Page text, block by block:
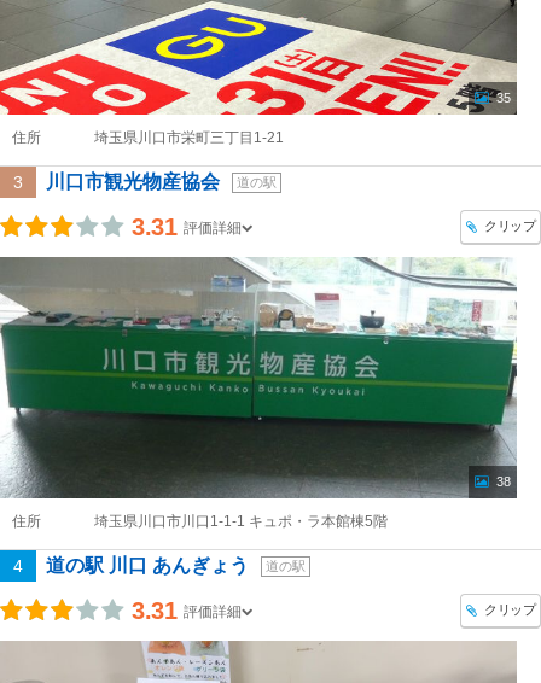
35
住所 埼玉県川口市栄町三丁目1-21
3 川口市観光物産協会 道の駅
3.31 評価詳細 クリップ
38
住所 埼玉県川口市川口1-1-1 キュポ・ラ本館棟5階
4 道の駅 川口 あんぎょう 道の駅
3.31 評価詳細 クリップ